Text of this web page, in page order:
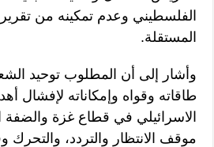
الفلسطيني وعدم تمكينه من
المستقلة.
وأشار إلى أن المطلوب توحيد
طاقاته وقواه وإمكاناته لإفشال
الاسرائيلي في قطاع غزة والضفة
موقف الانتظار والتردد،